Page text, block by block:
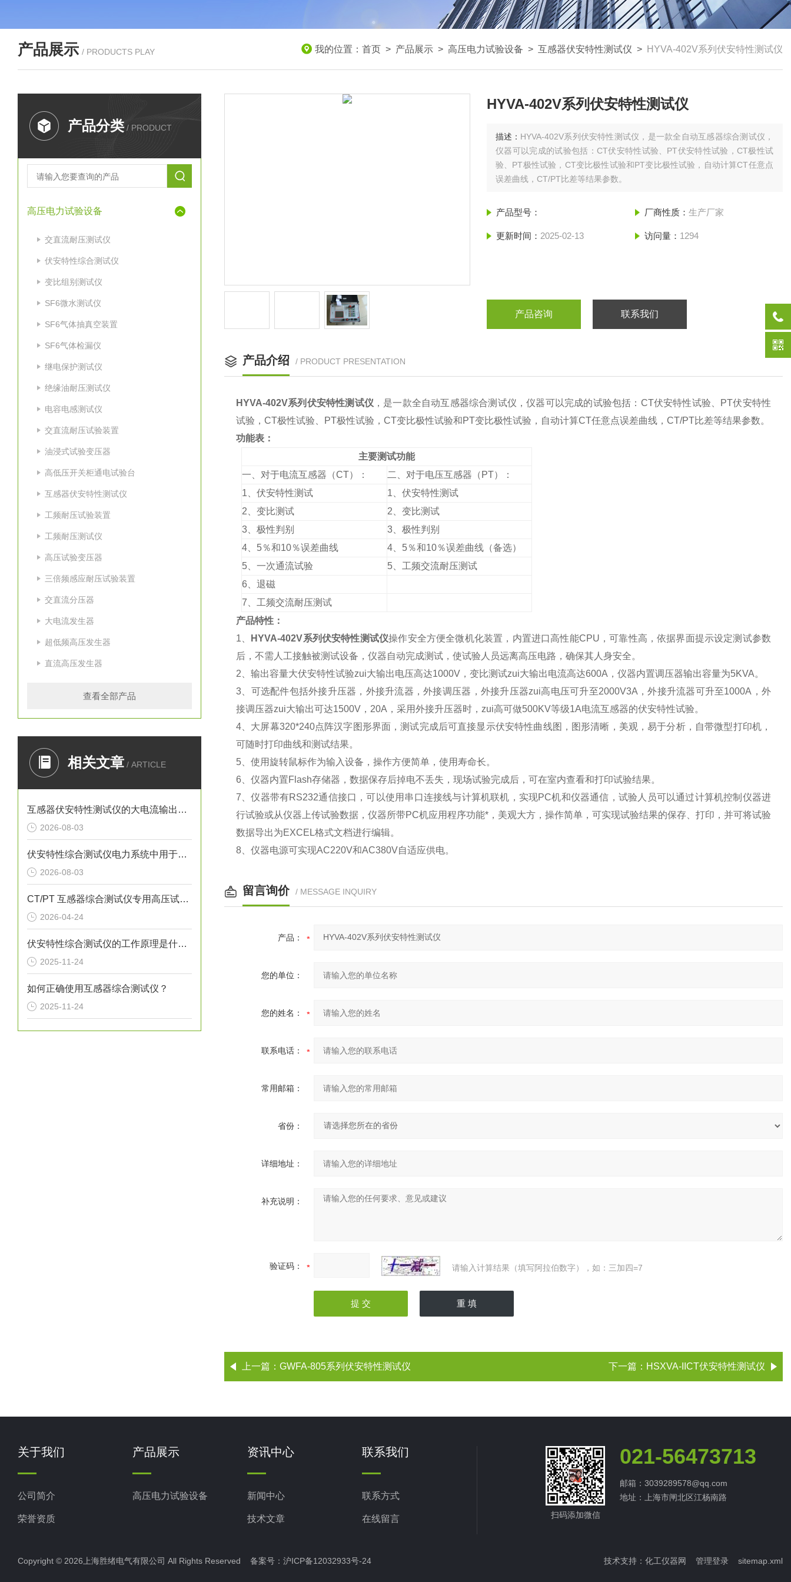
产品展示 / PRODUCTS PLAY 我的位置： 首页 > 产品展示 > 高压电力试验设备 > 互感器伏安特性测试仪 > HYVA-402V系列伏安特性测试仪
产品分类 / PRODUCT
高压电力试验设备
交直流耐压测试仪
伏安特性综合测试仪
变比组别测试仪
SF6微水测试仪
SF6气体抽真空装置
SF6气体检漏仪
继电保护测试仪
绝缘油耐压测试仪
电容电感测试仪
交直流耐压试验装置
油浸式试验变压器
高低压开关柜通电试验台
互感器伏安特性测试仪
工频耐压试验装置
工频耐压测试仪
高压试验变压器
三倍频感应耐压试验装置
交直流分压器
大电流发生器
超低频高压发生器
直流高压发生器
查看全部产品
相关文章 / ARTICLE
互感器伏安特性测试仪的大电流输出有什么作用？
2026-08-03
伏安特性综合测试仪电力系统中用于全自动检测电流互感器的仪器
2026-08-03
CT/PT 互感器综合测试仪专用高压试验设备
2026-04-24
伏安特性综合测试仪的工作原理是什么？
2025-11-24
如何正确使用互感器综合测试仪？
2025-11-24
HYVA-402V系列伏安特性测试仪
描述： HYVA-402V系列伏安特性测试仪，是一款全自动互感器综合测试仪，
仪器可以完成的试验包括：CT伏安特性试验、PT伏安特性试验，CT极性试
验、PT极性试验，CT变比极性试验和PT变比极性试验，自动计算CT任意点
误差曲线，CT/PT比差等结果参数。
产品型号： 厂商性质： 生产厂家
更新时间： 2025-02-13 访问量： 1294
产品咨询 联系我们
产品介绍 / PRODUCT PRESENTATION
HYVA-402V系列伏安特性测试仪 ，是一款全自动互感器综合测试仪，仪器可以完成的试验包括：CT伏安特性试验、PT伏安特性
试验，CT极性试验、PT极性试验，CT变比极性试验和PT变比极性试验，自动计算CT任意点误差曲线，CT/PT比差等结果参数。
功能表：
主要测试功能
一、对于电流互感器（CT）：
二、对于电压互感器（PT）：
1、伏安特性测试
1、伏安特性测试
2、变比测试
2、变比测试
3、极性判别
3、极性判别
4、5％和10％误差曲线
4、5％和10％误差曲线（备选）
5、一次通流试验
5、工频交流耐压测试
6、退磁
7、工频交流耐压测试
产品特性：
1、
HYVA-402V系列伏安特性测试仪操作安全方便全微机化装置，内置进口高性能CPU，可靠性高，依据界面提示设定测试参数
后，不需人工接触被测试设备，仪器自动完成测试，使试验人员远离高压电路，确保其人身安全。
2、输出容量大伏安特性试验zui大输出电压高达1000V，变比测试zui大输出电流高达600A，仪器内置调压器输出容量为5KVA。
3、可选配件包括外接升压器，外接升流器，外接调压器，外接升压器zui高电压可升至2000V3A，外接升流器可升至1000A，外
接调压器zui大输出可达1500V，20A，采用外接升压器时，zui高可做500KV等级1A电流互感器的伏安特性试验。
4、大屏幕320*240点阵汉字图形界面，测试完成后可直接显示伏安特性曲线图，图形清晰，美观，易于分析，自带微型打印机，
可随时打印曲线和测试结果。
5、使用旋转鼠标作为输入设备，操作方便简单，使用寿命长。
6、仪器内置Flash存储器，数据保存后掉电不丢失，现场试验完成后，可在室内查看和打印试验结果。
7、仪器带有RS232通信接口，可以使用串口连接线与计算机联机，实现PC机和仪器通信，试验人员可以通过计算机控制仪器进
行试验或从仪器上传试验数据，仪器所带PC机应用程序功能*，美观大方，操作简单，可实现试验结果的保存、打印，并可将试验
数据导出为EXCEL格式文档进行编辑。
8、仪器电源可实现AC220V和AC380V自适应供电。
留言询价 / MESSAGE INQUIRY
产品：
您的单位：
您的姓名：
联系电话：
常用邮箱：
省份：
详细地址：
补充说明：
验证码： 请输入计算结果（填写阿拉伯数字），如：三加四=7
上一篇： GWFA-805系列伏安特性测试仪 下一篇： HSXVA-IICT伏安特性测试仪
关于我们
公司简介
荣誉资质
产品展示
高压电力试验设备
资讯中心
新闻中心
技术文章
联系我们
联系方式
在线留言 扫码添加微信
021-56473713
邮箱：3039289578@qq.com
地址：上海市闸北区江杨南路
Copyright © 2026上海胜绪电气有限公司 All Rights Reserved 备案号： 沪ICP备12032933号-24 技术支持： 化工仪器网 管理登录 sitemap.xml